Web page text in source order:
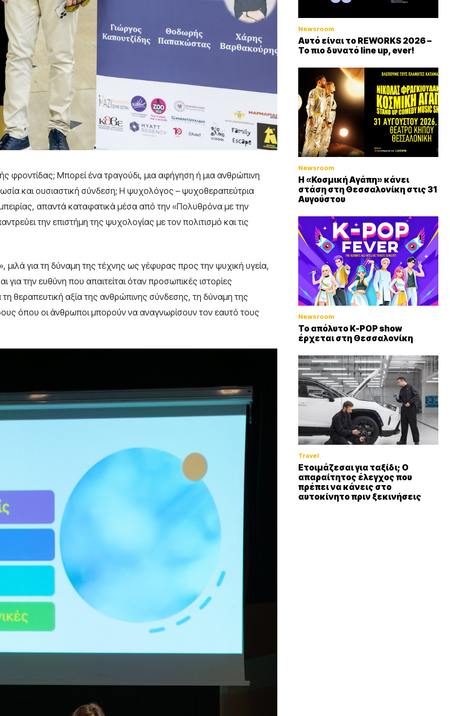
φροντίδας; Μπορεί ένα τραγούδι, μια αφήγηση ή μια ανθρώπινη
και ουσιαστική σύνδεση; Η ψυχολόγος – ψυχοθεραπεύτρια
απαντά καταφατικά μέσα από την «Πολυθρόνα με την
την επιστήμη της ψυχολογίας με τον πολιτισμό και τις
για τη δύναμη της τέχνης ως γέφυρας προς την ψυχική υγεία,
για την ευθύνη που απαιτείται όταν προσωπικές ιστορίες
θεραπευτική αξία της ανθρώπινης σύνδεσης, τη δύναμη της
όπου οι άνθρωποι μπορούν να αναγνωρίσουν τον εαυτό τους
Newsroom
Αυτό είναι το REWORKS 2026 –
Το πιο δυνατό line up, ever!
Newsroom
Η «Κοσμική Αγάπη» κάνει
στάση στη Θεσσαλονίκη στις 31
Αυγούστου
Newsroom
Το απόλυτο K-POP show
έρχεται στη Θεσσαλονίκη
Travel
Ετοιμάζεσαι για ταξίδι; Ο
απαραίτητος έλεγχος που
πρέπει να κάνεις στο
αυτοκίνητο πριν ξεκινήσεις